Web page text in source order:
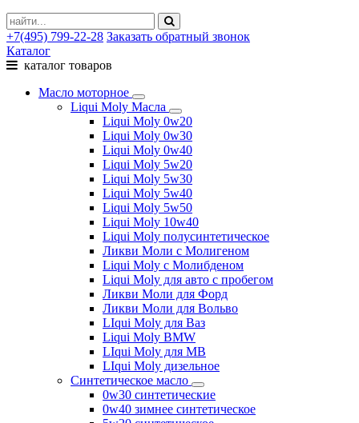
+7(495) 799-22-28 Заказать обратный звонок
Каталог
каталог товаров
Масло моторное
Liqui Moly Масла
Liqui Moly 0w20
Liqui Moly 0w30
Liqui Moly 0w40
Liqui Moly 5w20
Liqui Moly 5w30
Liqui Moly 5w40
Liqui Moly 5w50
Liqui Moly 10w40
Liqui Moly полусинтетическое
Ликви Моли с Молигеном
Liqui Moly с Молибденом
Liqui Moly для авто с пробегом
Ликви Моли для Форд
Ликви Моли для Вольво
LIqui Moly для Ваз
Liqui Moly BMW
LIqui Moly для MB
LIqui Moly дизельное
Синтетическое масло
0w30 синтетические
0w40 зимнее синтетическое